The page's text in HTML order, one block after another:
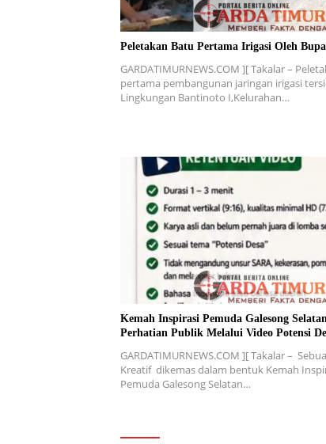
Peletakan Batu Pertama Irigasi Oleh
GARDATIMURNEWS.COM ][ Takalar –
pertama pembangunan jaringan irigasi
Lingkungan Bantinoto I,Kelurahan…
Kemah Inspirasi Pemuda Galesong
Perhatian Publik Melalui Video Potensi
GARDATIMURNEWS.COM ][ Takalar –
Kreatif dikemas dalam bentuk Kemah
Pemuda Galesong Selatan…